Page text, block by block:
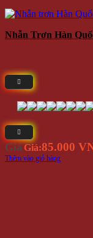
Nhẫn Trơn Hàn
Giá Giá:85.000
Thêm vào giỏ hàng